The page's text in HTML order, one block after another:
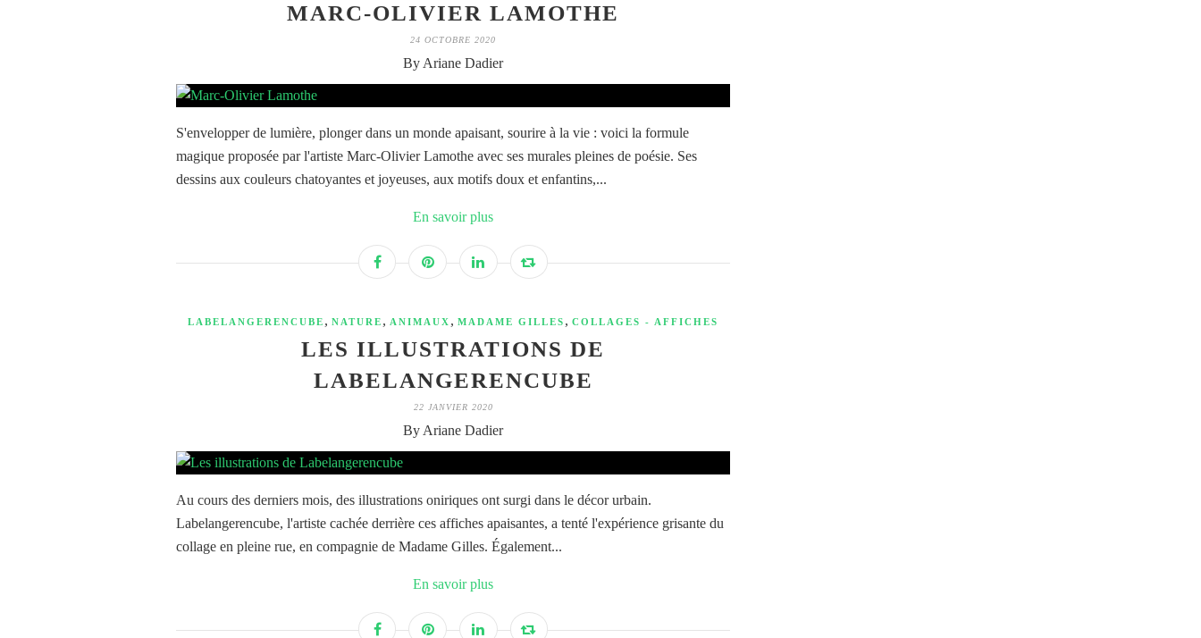
MARC-OLIVIER LAMOTHE
24 OCTOBRE 2020
By Ariane Dadier
S'envelopper de lumière, plonger dans un monde apaisant, sourire à la vie : voici la formule
magique proposée par l'artiste Marc-Olivier Lamothe avec ses murales pleines de poésie. Ses
dessins aux couleurs chatoyantes et joyeuses, aux motifs doux et enfantins,...
En savoir plus
LABELANGERENCUBE , NATURE , ANIMAUX , MADAME GILLES , COLLAGES - AFFICHES
LES ILLUSTRATIONS DE
LABELANGERENCUBE
22 JANVIER 2020
By Ariane Dadier
Au cours des derniers mois, des illustrations oniriques ont surgi dans le décor urbain.
Labelangerencube, l'artiste cachée derrière ces affiches apaisantes, a tenté l'expérience grisante du
collage en pleine rue, en compagnie de Madame Gilles. Également...
En savoir plus